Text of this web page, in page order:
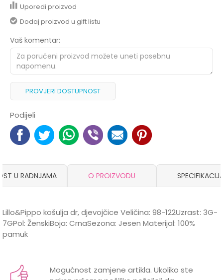
Uporedi proizvod
Dodaj proizvod u gift listu
Vaš komentar:
PROVJERI DOSTUPNOST
Podijeli
U RADNJAMA O PROIZVODU
Lillo&Pippo košulja dr, djevojčice Veličina: 98-122Uzrast: 3G-
7GPol: ŽenskiBoja: CrnaSezona: Jesen Materijal: 100%
pamuk
Kategorija
Košulje
Mogućnost zamjene artikla. Ukoliko ste